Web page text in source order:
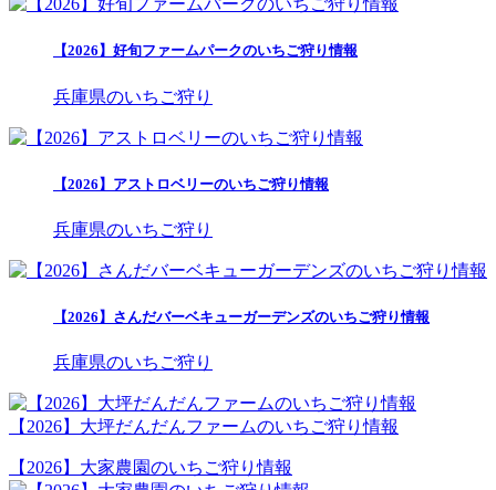
【2026】好旬ファームパークのいちご狩り情報
兵庫県のいちご狩り
【2026】アストロベリーのいちご狩り情報
兵庫県のいちご狩り
【2026】さんだバーベキューガーデンズのいちご狩り情報
兵庫県のいちご狩り
【2026】大坪だんだんファームのいちご狩り情報
【2026】大家農園のいちご狩り情報